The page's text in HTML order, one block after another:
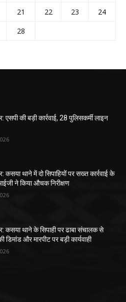
21 22 23
24
28
एसपी की बड़ी कार्रवाई, 28 पुलिसकर्मी लाइन
कसया थाने में दो सिपाहियों पर सख्त कार्रवाई के
ने किया औचक निरीक्षण
कसया थाने के सिपाही पर ढाबा संचालक से
डिमांड और मारपीट पर बड़ी कार्यवाही